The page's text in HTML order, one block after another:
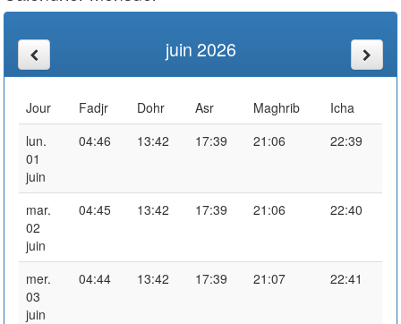
juin 2026
Jour Fadjr Dohr Asr Maghrib
Icha
lun.
01
juin
04:46 13:42 17:39 21:06 22:39
mar.
02
juin
04:45 13:42 17:39 21:06 22:40
mer.
03
juin
04:44 13:42 17:39 21:07 22:41